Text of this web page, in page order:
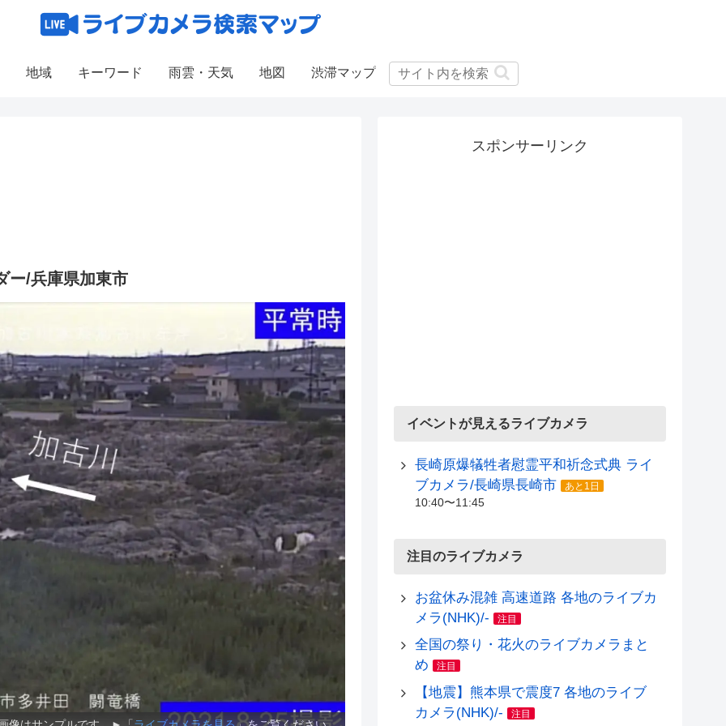
地域 キーワード 雨雲・天気 地図 渋滞マップ
ー/兵庫県加東市
スポンサーリンク
イベントが見えるライブカメラ
長崎原爆犠牲者慰霊平和祈念式典 ライ
ブカメラ/長崎県長崎市
あと1日
10:40〜11:45
注目のライブカメラ
お盆休み混雑 高速道路 各地のライブカ
メラ(NHK)/-
注目
全国の祭り・花火のライブカメラまと
め
注目
【地震】熊本県で震度7 各地のライブ
カメラ(NHK)/-
注目